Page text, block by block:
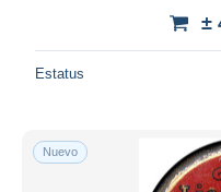
±
Estatus
Nuevo